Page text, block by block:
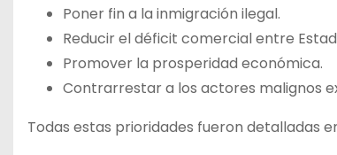
Poner fin a la inmigración ilegal.
Reducir el déficit comercial entre
Promover la prosperidad económica.
Contrarrestar a los actores malignos
Todas estas prioridades fueron detalladas